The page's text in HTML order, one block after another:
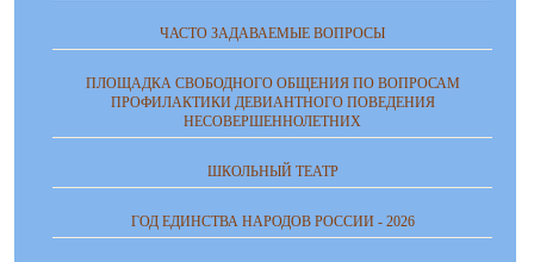
ЧАСТО ЗАДАВАЕМЫЕ ВОПРОСЫ
ПЛОЩАДКА СВОБОДНОГО ОБЩЕНИЯ ПО ВОПРОСАМ
ПРОФИЛАКТИКИ ДЕВИАНТНОГО ПОВЕДЕНИЯ
НЕСОВЕРШЕННОЛЕТНИХ
ШКОЛЬНЫЙ ТЕАТР
ГОД ЕДИНСТВА НАРОДОВ РОССИИ - 2026